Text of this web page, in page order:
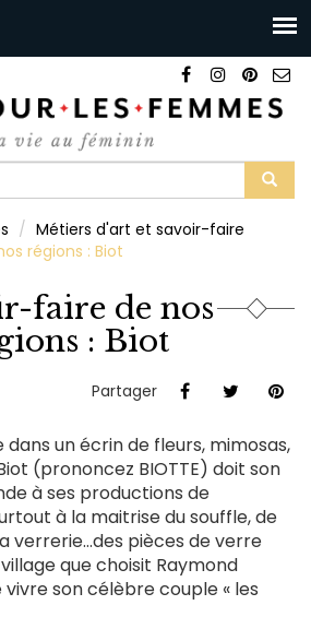
Métiers d'art et savoir-faire
régions : Biot
faire de nos
: Biot
Partager
dans un écrin de fleurs, mimosas,
(prononcez BIOTTE) doit son
à ses productions de
à la maitrise du souffle, de
verrerie…des pièces de verre
que choisit Raymond
son célèbre couple « les